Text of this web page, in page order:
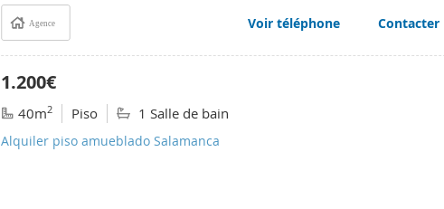
Agence Voir téléphone Contacter
1.200€
40m2 Piso 1 Salle de bain
Alquiler piso amueblado Salamanca